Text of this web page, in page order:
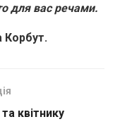
для вас речами.
Корбут.
квітнику